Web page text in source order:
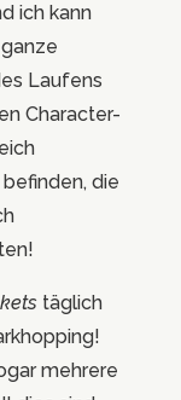
ich kann
Laufens
Character-
die
täglich
mehrere